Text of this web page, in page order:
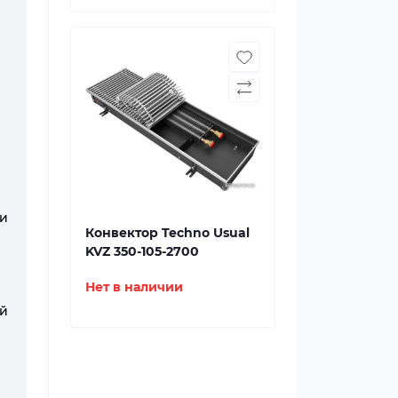
Конвектор Techno Usual
KVZ 350-105-2700
Нет в наличии